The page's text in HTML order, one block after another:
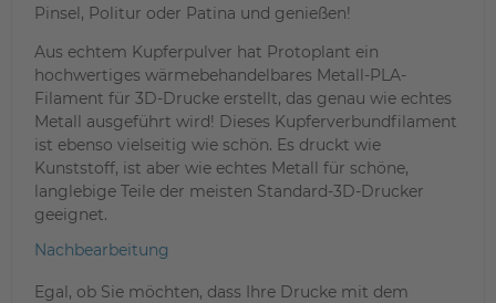
Pinsel, Politur oder Patina und genießen!
Aus echtem Kupferpulver hat Protoplant ein
hochwertiges wärmebehandelbares Metall-PLA-
Filament für 3D-Drucke erstellt, das genau wie echtes
Metall ausgeführt wird! Dieses Kupferverbundfilament
ist ebenso vielseitig wie schön. Es druckt wie
Kunststoff, ist aber wie echtes Metall für schöne,
langlebige Teile der meisten Standard-3D-Drucker
geeignet.
Nachbearbeitung
Egal, ob Sie möchten, dass Ihre Drucke mit dem